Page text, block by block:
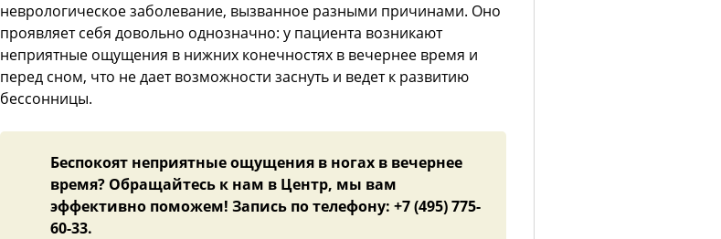
неврологическое заболевание, вызванное разными причинами. Оно
проявляет себя довольно однозначно: у пациента возникают
неприятные ощущения в нижних конечностях в вечернее время и
перед сном, что не дает возможности заснуть и ведет к развитию
бессонницы.
Беспокоят неприятные ощущения в ногах в вечернее
время? Обращайтесь к нам в Центр, мы вам
эффективно поможем! Запись по телефону: +7 (495) 775-
60-33.